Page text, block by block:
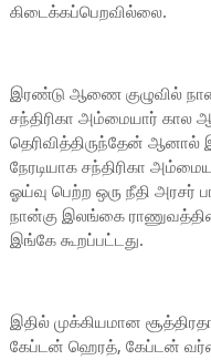
கிடைக்கப்பெறவில்லை.
இரண்டு ஆணை குழுவில்
சந்திரிகா அம்மையார் கால
தெரிவித்திருந்தேன் ஆனால்
நேரடியாக சந்திரிகா
ஓய்வு பெற்ற ஒரு நீதி
நான்கு இலங்கை
இங்கே கூறப்பட்டது.
இதில் முக்கியமான
கேப்டன் ஹெரத், கேப்டன்